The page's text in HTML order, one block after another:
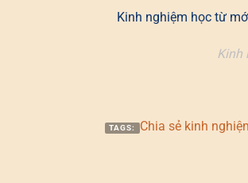
Kinh nghiệm học từ
Kinh
TAGS: Chia sẻ kinh